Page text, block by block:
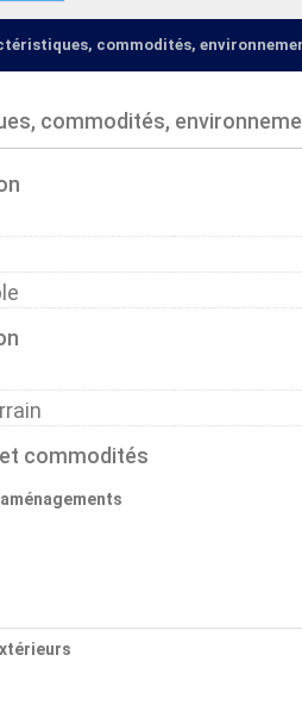
commodités,
commodités,
commodités